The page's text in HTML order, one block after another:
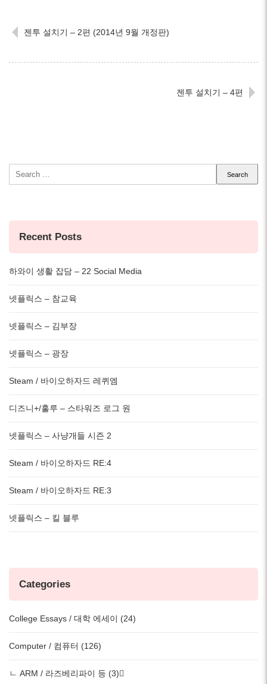
젠투 설치기 – 2편 (2014년 9월 개정판)
젠투 설치기 – 4편
for:
Recent Posts
하와이 생활 잡담 – 22 Social Media
넷플릭스 – 참교육
넷플릭스 – 김부장
넷플릭스 – 광장
Steam / 바이오하자드 레퀴엠
디즈니+/훌루 – 스타워즈 로그 원
넷플릭스 – 사냥개들 시즌 2
Steam / 바이오하자드 RE:4
Steam / 바이오하자드 RE:3
넷플릭스 – 킬 블루
Categories
College Essays / 대학 에세이 (24)
Computer / 컴퓨터 (126)
ㄴ ARM / 라즈베리파이 등 (3)